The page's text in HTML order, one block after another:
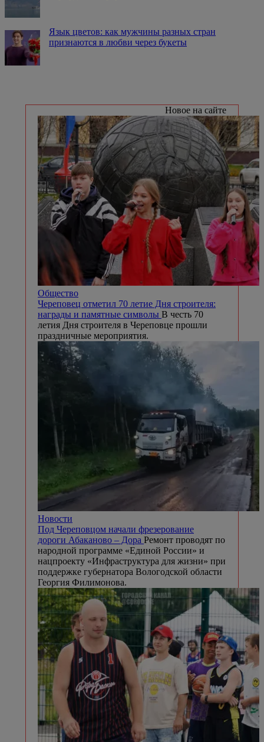
Язык цветов: как мужчины разных стран
признаются в любви через букеты
Новое на сайте
Общество
Череповец отметил 70 летие Дня строителя:
награды и памятные символы В честь 70
летия Дня строителя в Череповце прошли
праздничные мероприятия.
Новости
Под Череповцом начали фрезерование
дороги Абаканово – Дора Ремонт проводят по
народной программе «Единой России» и
нацпроекту «Инфраструктура для жизни» при
поддержке губернатора Вологодской области
Георгия Филимонова.